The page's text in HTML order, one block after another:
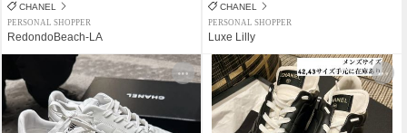
CHANEL
PERSONAL SHOPPER
RedondoBeach-LA
CHANEL
PERSONAL SHOPPER
Luxe Lilly